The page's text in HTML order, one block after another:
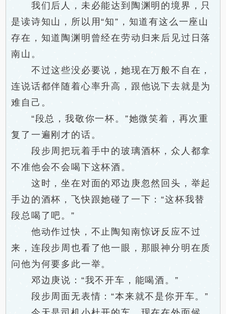
我们后人，未必能达到陶渊明的境界，只
是读诗知山，所以用“知”，知道有这么一座山
存在，知道陶渊明曾经在劳动归来后见过日落
南山。
不过这些没必要说，她现在万般不自在，
连说话都伴随着心率升高，跟他说下去就是为
难自己。
“段总，我敬你一杯。”她微笑着，再次重
复了一遍刚才的话。
段步周把玩着手中的玻璃酒杯，众人都拿
不准他会不会喝下这杯酒。
这时，坐在对面的邓边庚忽然回头，举起
手边的酒杯，飞快跟她碰了一下：“这杯我替
段总喝了吧。”
他动作过快，不止陶知南惊讶反应不过
来，连段步周也看了他一眼，那眼神分明在质
问他为何要多此一举。
邓边庚说：“我不开车，能喝酒。”
段步周面无表情：“本来就不是你开车。”